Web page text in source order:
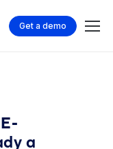
Get a demo
a